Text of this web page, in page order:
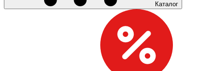
Каталог